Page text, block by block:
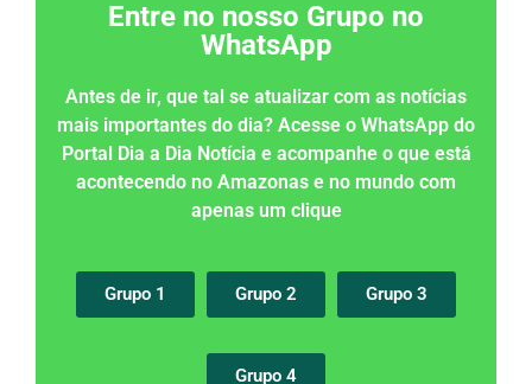
Entre no nosso Grupo no
WhatsApp
Antes de ir, que tal se atualizar com as notícias
mais importantes do dia? Acesse o WhatsApp do
Portal Dia a Dia Notícia e acompanhe o que está
acontecendo no Amazonas e no mundo com
apenas um clique
Grupo 1 Grupo 2 Grupo 3
Grupo 4